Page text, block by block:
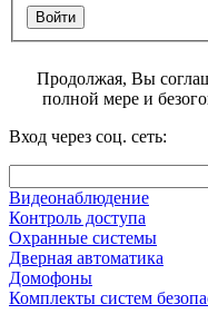
Продолжая, Вы
полной мере и
Вход через соц. сеть:
Видеонаблюдение
Контроль доступа
Охранные системы
Дверная автоматика
Домофоны
Комплекты систем